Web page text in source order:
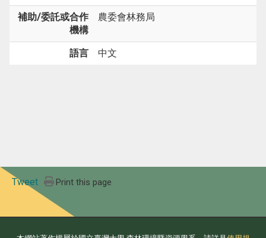
補助/委託或合作
機構
農委會林務局
語言 中文
Tweet Print this page